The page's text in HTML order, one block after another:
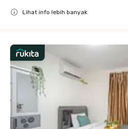
Lihat info lebih banyak